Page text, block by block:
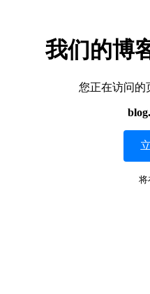
我们的博
您正在访问的